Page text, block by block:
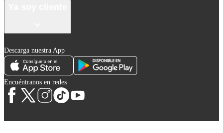
Descarga nuestra App
Encuéntranos en redes